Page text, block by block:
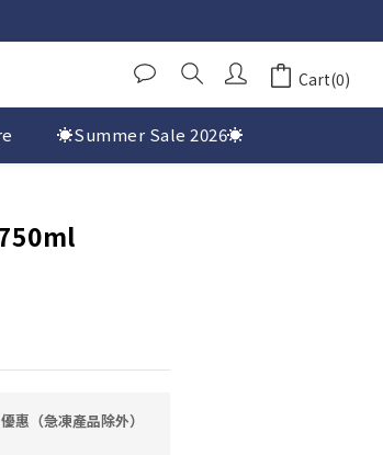
Cart(0)
☀️Summer Sale 2026☀️
惠（急凍產品除外）